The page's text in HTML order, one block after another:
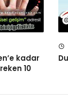
kadar
10